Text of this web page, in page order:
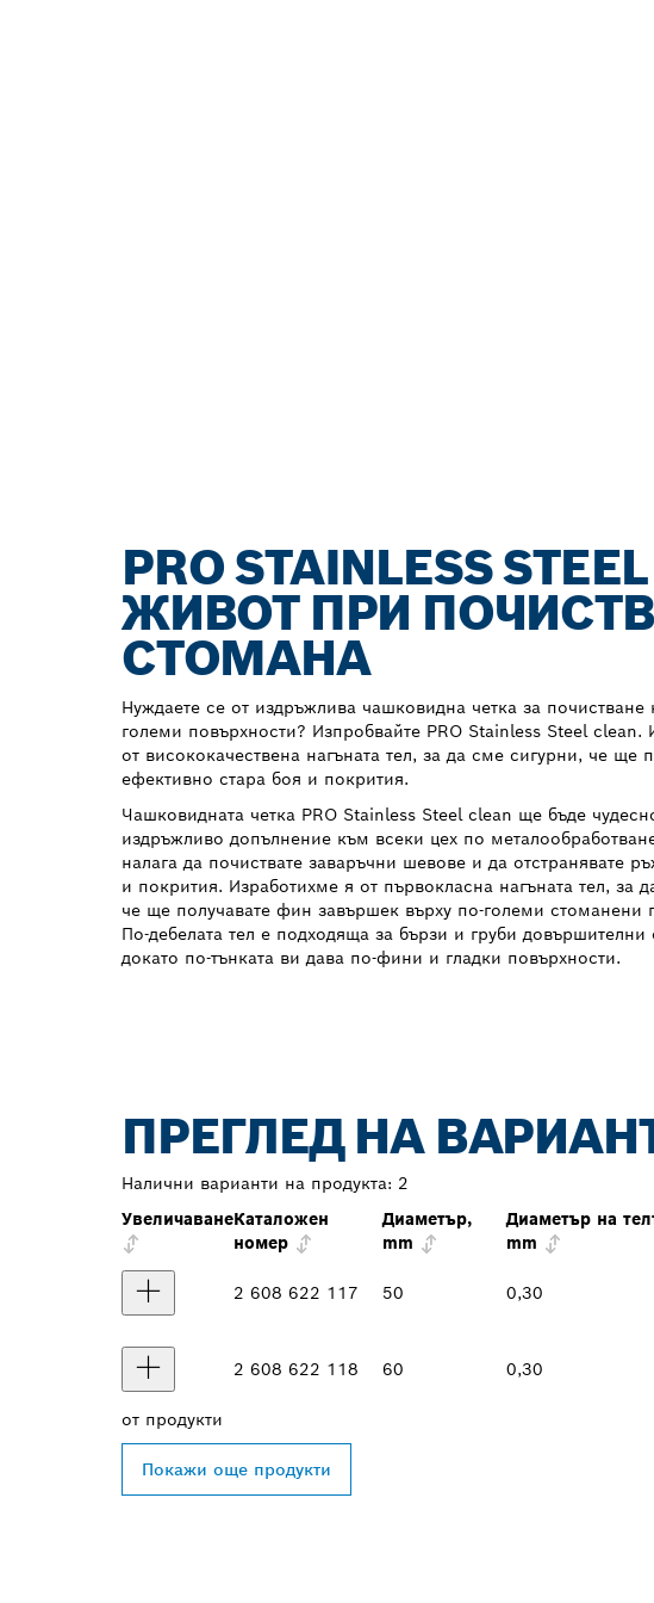
PRO STAINLESS
ЖИВОТ ПРИ
СТОМАНА
Нуждаете се от издръжлива чашковидна четка за почистване
големи повърхности? Изпробвайте PRO Stainless Steel clean.
от висококачествена нагъната тел, за да сме сигурни, че ще
ефективно стара боя и покрития.
Чашковидната четка PRO Stainless Steel clean ще бъде
издръжливо допълнение към всеки цех по
налага да почиствате заваръчни шевове и да отстранявате
и покрития. Изработихме я от първокласна нагъната тел, за
че ще получавате фин завършек върху по-големи стоманени
По-дебелата тел е подходяща за бързи и груби довършителни
докато по-тънката ви дава по-фини и гладки повърхности.
ПРЕГЛЕД НА
Налични варианти на продукта: 2
УвеличаванеКаталожен
номер
Диаметър,
mm
Диаметър на
mm
2 608 622 117 50 0,30
2 608 622 118 60 0,30
от продукти
Покажи още продукти